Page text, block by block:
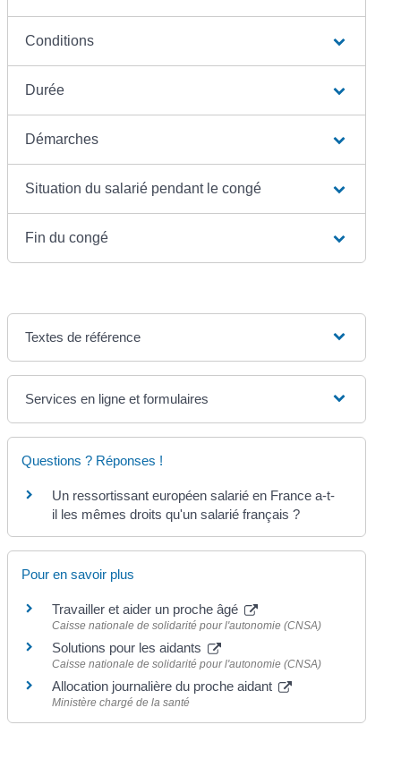
Conditions
Durée
Démarches
Situation du salarié pendant le congé
Fin du congé
Textes de référence
Services en ligne et formulaires
Questions ? Réponses !
Un ressortissant européen salarié en France a-t-
il les mêmes droits qu'un salarié français ?
Pour en savoir plus
Travailler et aider un proche âgé
Caisse nationale de solidarité pour l'autonomie (CNSA)
Solutions pour les aidants
Caisse nationale de solidarité pour l'autonomie (CNSA)
Allocation journalière du proche aidant
Ministère chargé de la santé